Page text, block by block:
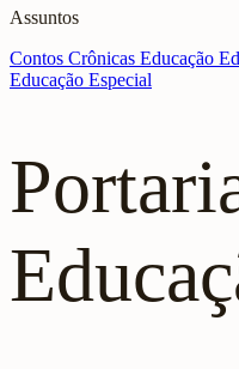
Assuntos
Contos Crônicas Educação
Educação Especial